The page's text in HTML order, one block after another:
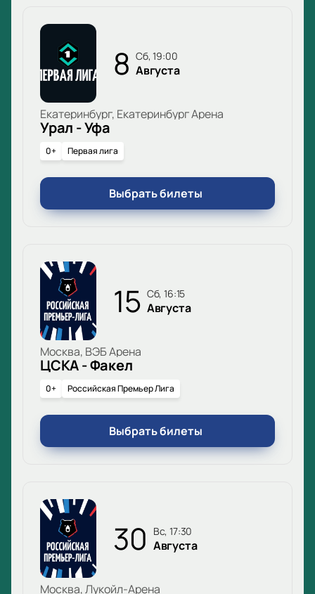
8 сб, 19:00
Августа
Екатеринбург, Екатеринбург Арена
Урал - Уфа
0+ Первая лига
Выбрать билеты
15 сб, 16:15
Августа
Москва, ВЭБ Арена
ЦСКА - Факел
0+ Российская Премьер Лига
Выбрать билеты
30 вс, 17:30
Августа
Москва, Лукойл-Арена